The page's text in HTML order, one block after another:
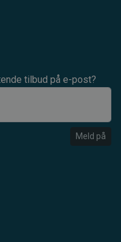
tilbud på e-post?
Meld på